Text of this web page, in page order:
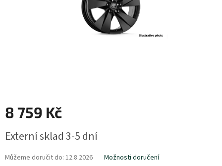
8 759 Kč
cena:
Externí sklad 3-5 dní
Můžeme doručit do: 12.8.2026 Možnosti doručení